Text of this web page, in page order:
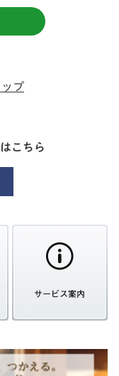
プ
こちら
サービス案内